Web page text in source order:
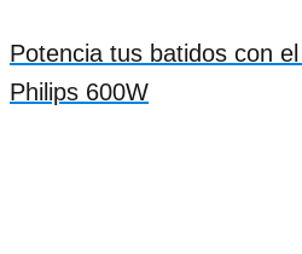
Potencia tus batidos con
Philips 600W